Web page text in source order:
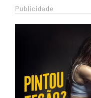
Publicidade